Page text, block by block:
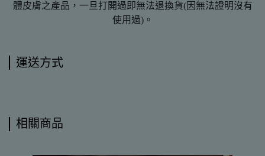
體皮膚之產品，一旦打開過即無法退換貨(因無法證明沒有
使用過)。
運送方式
相關商品